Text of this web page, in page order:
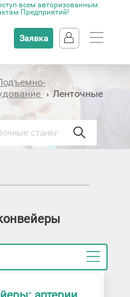
всем авторизованным
Предприятий!
Заявка
›Ленточные